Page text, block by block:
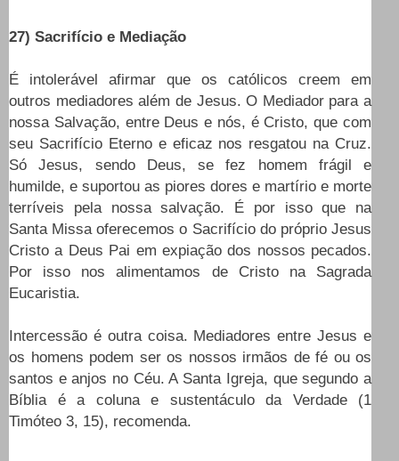
27) Sacrifício e Mediação
É intolerável afirmar que os católicos creem em
outros mediadores além de Jesus. O Mediador para a
nossa Salvação, entre Deus e nós, é Cristo, que com
seu Sacrifício Eterno e eficaz nos resgatou na Cruz.
Só Jesus, sendo Deus, se fez homem frágil e
humilde, e suportou as piores dores e martírio e morte
terríveis pela nossa salvação. É por isso que na
Santa Missa oferecemos o Sacrifício do próprio Jesus
Cristo a Deus Pai em expiação dos nossos pecados.
Por isso nos alimentamos de Cristo na Sagrada
Eucaristia.
Intercessão é outra coisa. Mediadores entre Jesus e
os homens podem ser os nossos irmãos de fé ou os
santos e anjos no Céu. A Santa Igreja, que segundo a
Bíblia é a coluna e sustentáculo da Verdade (1
Timóteo 3, 15), recomenda.